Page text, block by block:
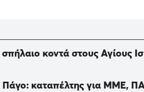
κοντά στους Αγίους
Πάγο: καταπέλτης για ΜΜΕ,